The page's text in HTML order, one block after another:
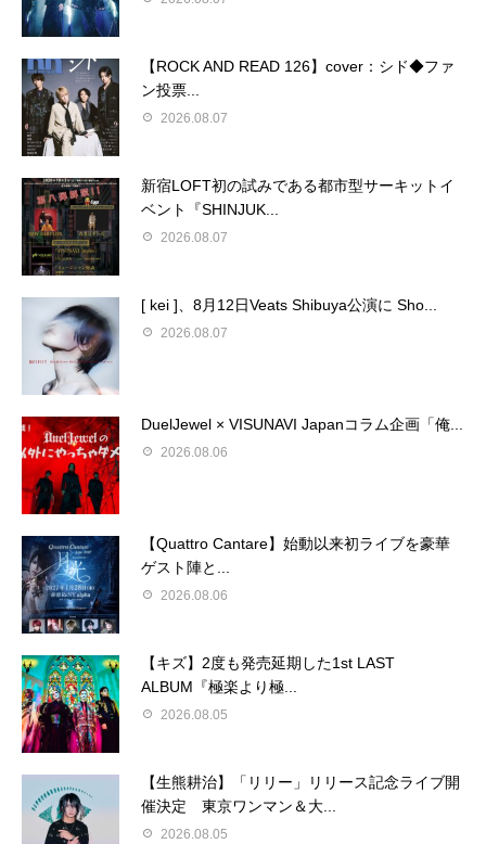
【ROCK AND READ 126】cover：シド◆ファ
ン投票...
2026.08.07
新宿LOFT初の試みである都市型サーキットイ
ベント『SHINJUK...
2026.08.07
[ kei ]、8月12日Veats Shibuya公演に Sho...
2026.08.07
DuelJewel × VISUNAVI Japanコラム企画「俺...
2026.08.06
【Quattro Cantare】始動以来初ライブを豪華
ゲスト陣と...
2026.08.06
【キズ】2度も発売延期した1st LAST
ALBUM『極楽より極...
2026.08.05
【生熊耕治】「リリー」リリース記念ライブ開
催決定 東京ワンマン＆大...
2026.08.05